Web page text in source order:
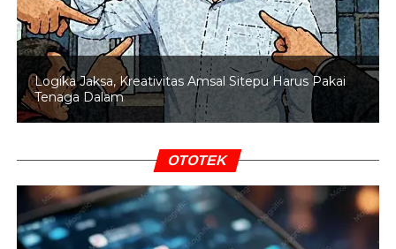
penawar bagi penyakit. Membaca surat ini dengan ikhlas
juga dipercaya mendatangkan kasih sayang dari banyak
orang dan keberkahan dalam hidup.
Dengan memahami kandungan Surat Al-Ahqaf, umat
Islam diingatkan untuk selalu menegakkan kebenaran,
kepada Allah SWT sebagai bekal menuju kebahagiaan
dunia dan akhirat. (Mun)
Logika Jaksa, Kreativitas Amsal Sitepu Harus Pakai
Tenaga Dalam
OTOTEK